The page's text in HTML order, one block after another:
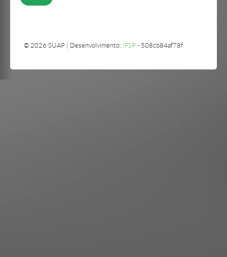
© 2026 SUAP | Desenvolvimento: IFSP - 508cb84af78f